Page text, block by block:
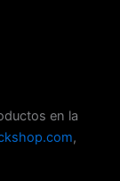
en la
,